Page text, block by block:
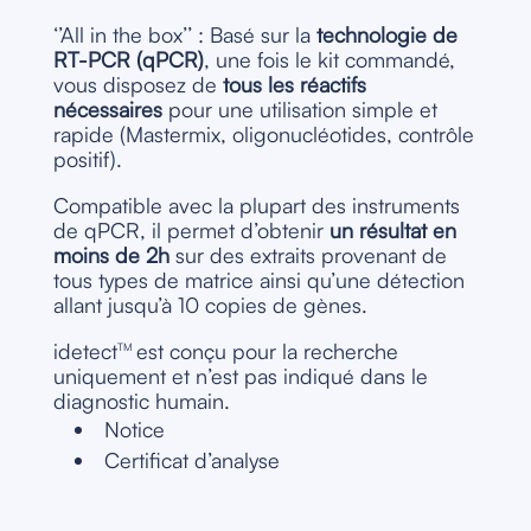
‘’All in the box’’ : Basé sur la technologie de
RT-PCR (qPCR), une fois le kit commandé,
vous disposez de tous les réactifs
nécessairespour une utilisation simple et
rapide (Mastermix, oligonucléotides, contrôle
positif).
Compatible avec la plupart des instruments
de qPCR, il permet d’obtenir un résultat en
moins de 2hsur des extraits provenant de
tous types de matrice ainsi qu’une détection
allant jusqu’à 10 copies de gènes.
idetectTM est conçu pour la recherche
uniquement et n’est pas indiqué dans le
diagnostic humain.
Notice
Certificat d’analyse